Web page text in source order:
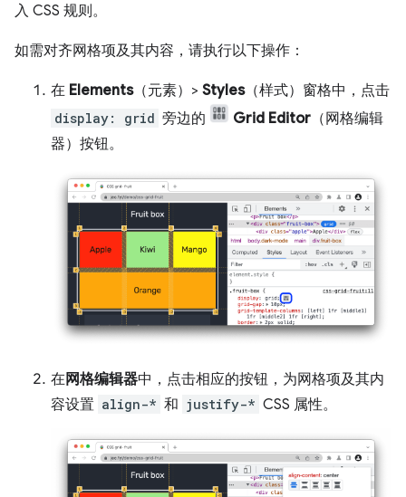
入 CSS 规则。
如需对齐网格项及其内容，请执行以下操作：
在 Elements（元素）> Styles（样式）窗格中，点击
display: grid 旁边的 Grid Editor （网格编辑
器）按钮。
在网格编辑器中，点击相应的按钮，为网格项及其内
容设置 align-* 和 justify-* CSS 属性。